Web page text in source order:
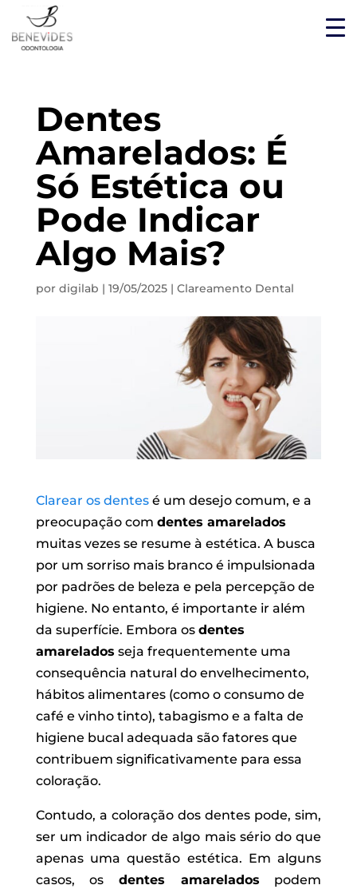
Dentes
Amarelados: É
Só Estética ou
Pode Indicar
Algo Mais?
por digilab | 19/05/2025| Clareamento Dental
Clarear os dentesé um desejo comum, e a
preocupação com dentes amarelados
muitas vezes se resume à estética. A busca
por um sorriso mais branco é impulsionada
por padrões de beleza e pela percepção de
higiene. No entanto, é importante ir além
da superfície. Embora os dentes
amarelados seja frequentemente uma
consequência natural do envelhecimento,
hábitos alimentares (como o consumo de
café e vinho tinto), tabagismo e a falta de
higiene bucal adequada são fatores que
contribuem significativamente para essa
coloração.
Contudo, a coloração dos dentes pode, sim,
ser um indicador de algo mais sério do que
apenas uma questão estética. Em alguns
casos, os dentes amarelados podem